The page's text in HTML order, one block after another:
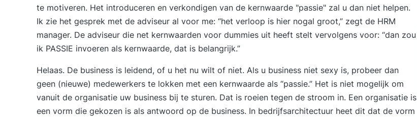
te motiveren. Het introduceren en verkondigen van de kernwaarde "passie" zal u dan niet helpen.
Ik zie het gesprek met de adviseur al voor me: “het verloop is hier nogal groot,” zegt de HRM
manager. De adviseur die net kernwaarden voor dummies uit heeft stelt vervolgens voor: “dan zou
ik PASSIE invoeren als kernwaarde, dat is belangrijk.”
Helaas. De business is leidend, of u het nu wilt of niet. Als u business niet sexy is, probeer dan
geen (nieuwe) medewerkers te lokken met een kernwaarde als “passie.” Het is niet mogelijk om
vanuit de organisatie uw business bij te sturen. Dat is roeien tegen de stroom in. Een organisatie is
een vorm die gekozen is als antwoord op de business. In bedrijfsarchitectuur heet dit dat de vorm